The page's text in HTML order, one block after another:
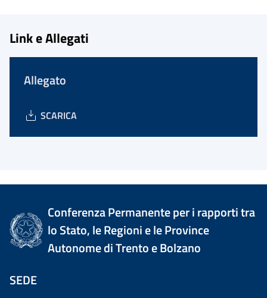
Link e Allegati
Allegato
SCARICA
Conferenza Permanente per i rapporti tra
lo Stato, le Regioni e le Province
Autonome di Trento e Bolzano
SEDE